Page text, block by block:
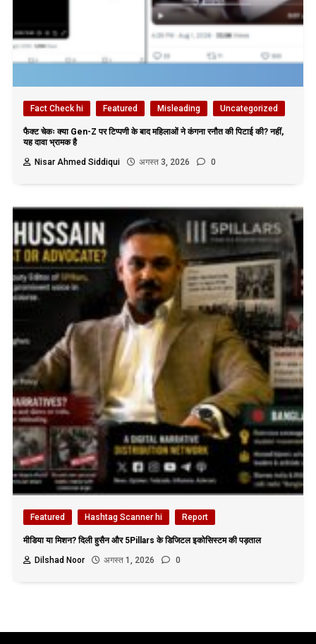
Fact Check hi Featured Misleading Uncategorized
फैक्ट चेकः क्या Gen-Z पर टिप्पणी के बाद महिलाओं ने कंगना रनौत की पिटाई की? नहीं,
यह दावा भ्रामक है
Nisar Ahmed Siddiqui
अगस्त 3, 2026 0
Featured Hashtag Scanner hi Report
मीडिया या मिशन? दिली हुसैन और 5Pillars के डिजिटल इकोसिस्टम की पड़ताल
Dilshad Noor
अगस्त 1, 2026 0